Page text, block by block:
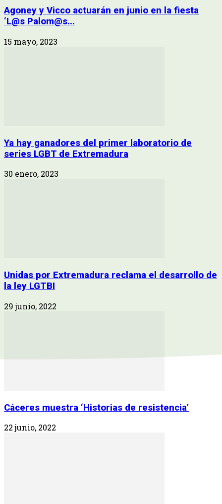
Agoney y Vicco actuarán en junio en la fiesta
‘L@s Palom@s...
15 mayo, 2023
Ya hay ganadores del primer laboratorio de
series LGBT de Extremadura
30 enero, 2023
Unidas por Extremadura reclama el desarrollo de
la ley LGTBI
29 junio, 2022
Cáceres muestra ‘Historias de resistencia’
22 junio, 2022